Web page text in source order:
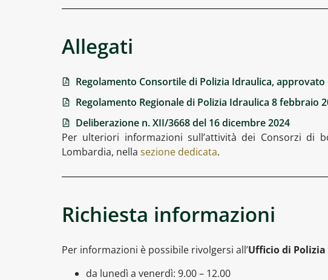
Allegati
Regolamento Consortile di Polizia Idraulica, approvato
Regolamento Regionale di Polizia Idraulica 8 febbraio
Deliberazione n. XII/3668 del 16 dicembre 2024
Per ulteriori informazioni sull’attività dei Consorzi di
Lombardia, nella sezione dedicata.
Richiesta informazioni
Per informazioni è possibile rivolgersi all’Ufficio di
da lunedì a venerdì: 9.00 – 12.00